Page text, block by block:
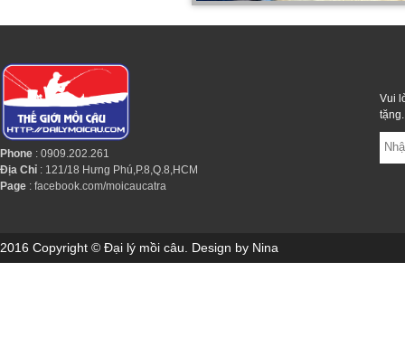
Phone : 0909.202.261
Địa Chỉ : 121/18 Hưng Phú,P.8,Q.8,HCM
Page : facebook.com/moicaucatra
Vui
tặng.
2016 Copyright © Đại lý mồi câu. Design by Nina